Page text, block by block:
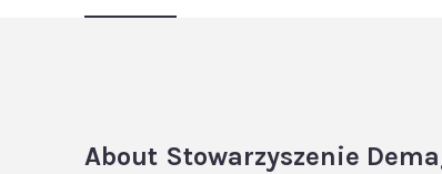
About Stowarzyszenie